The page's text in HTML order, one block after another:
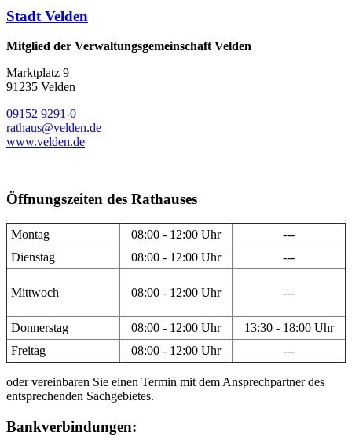
Stadt Velden
Mitglied der Verwaltungsgemeinschaft Velden
Marktplatz 9
91235 Velden
09152 9291-0
rathaus@velden.de
www.velden.de
Öffnungszeiten des Rathauses
Montag 08:00 - 12:00 Uhr
---
Dienstag
08:00 - 12:00 Uhr ---
Mittwoch 08:00 - 12:00 Uhr ---
Donnerstag 08:00 - 12:00 Uhr
13:30 - 18:00 Uhr
Freitag
08:00 - 12:00 Uhr ---
oder vereinbaren Sie einen Termin mit dem Ansprechpartner des
entsprechenden Sachgebietes.
Bankverbindungen: